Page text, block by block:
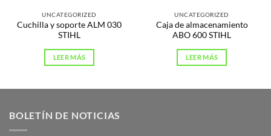
UNCATEGORIZED
Cuchilla y soporte ALM 030
STIHL
LEER MÁS
UNCATEGORIZED
Caja de almacenamiento
ABO 600 STIHL
LEER MÁS
BOLETÍN DE NOTICIAS